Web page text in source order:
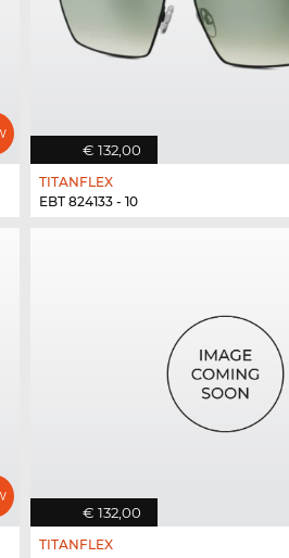
€ 132,00
TITANFLEX
EBT 824133 - 10
€ 132,00
TITANFLEX